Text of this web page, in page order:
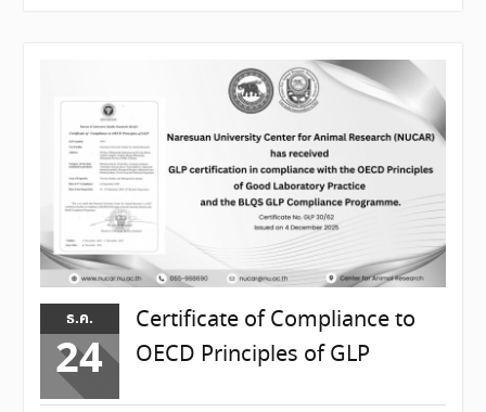
ธ.ค.
24
Certificate of Compliance to
OECD Principles of GLP